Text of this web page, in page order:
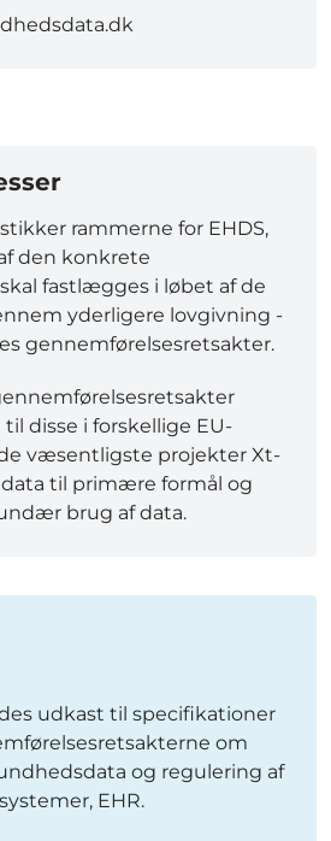
rammerne for EHDS,
den konkrete
fastlægges i løbet af de
yderligere lovgivning -
gennemførelsesretsakter.
disse i forskellige EU-
væsentligste projekter Xt-
data til primære formål og
brug af data.
udkast til specifikationer
om
og regulering af
EHR.